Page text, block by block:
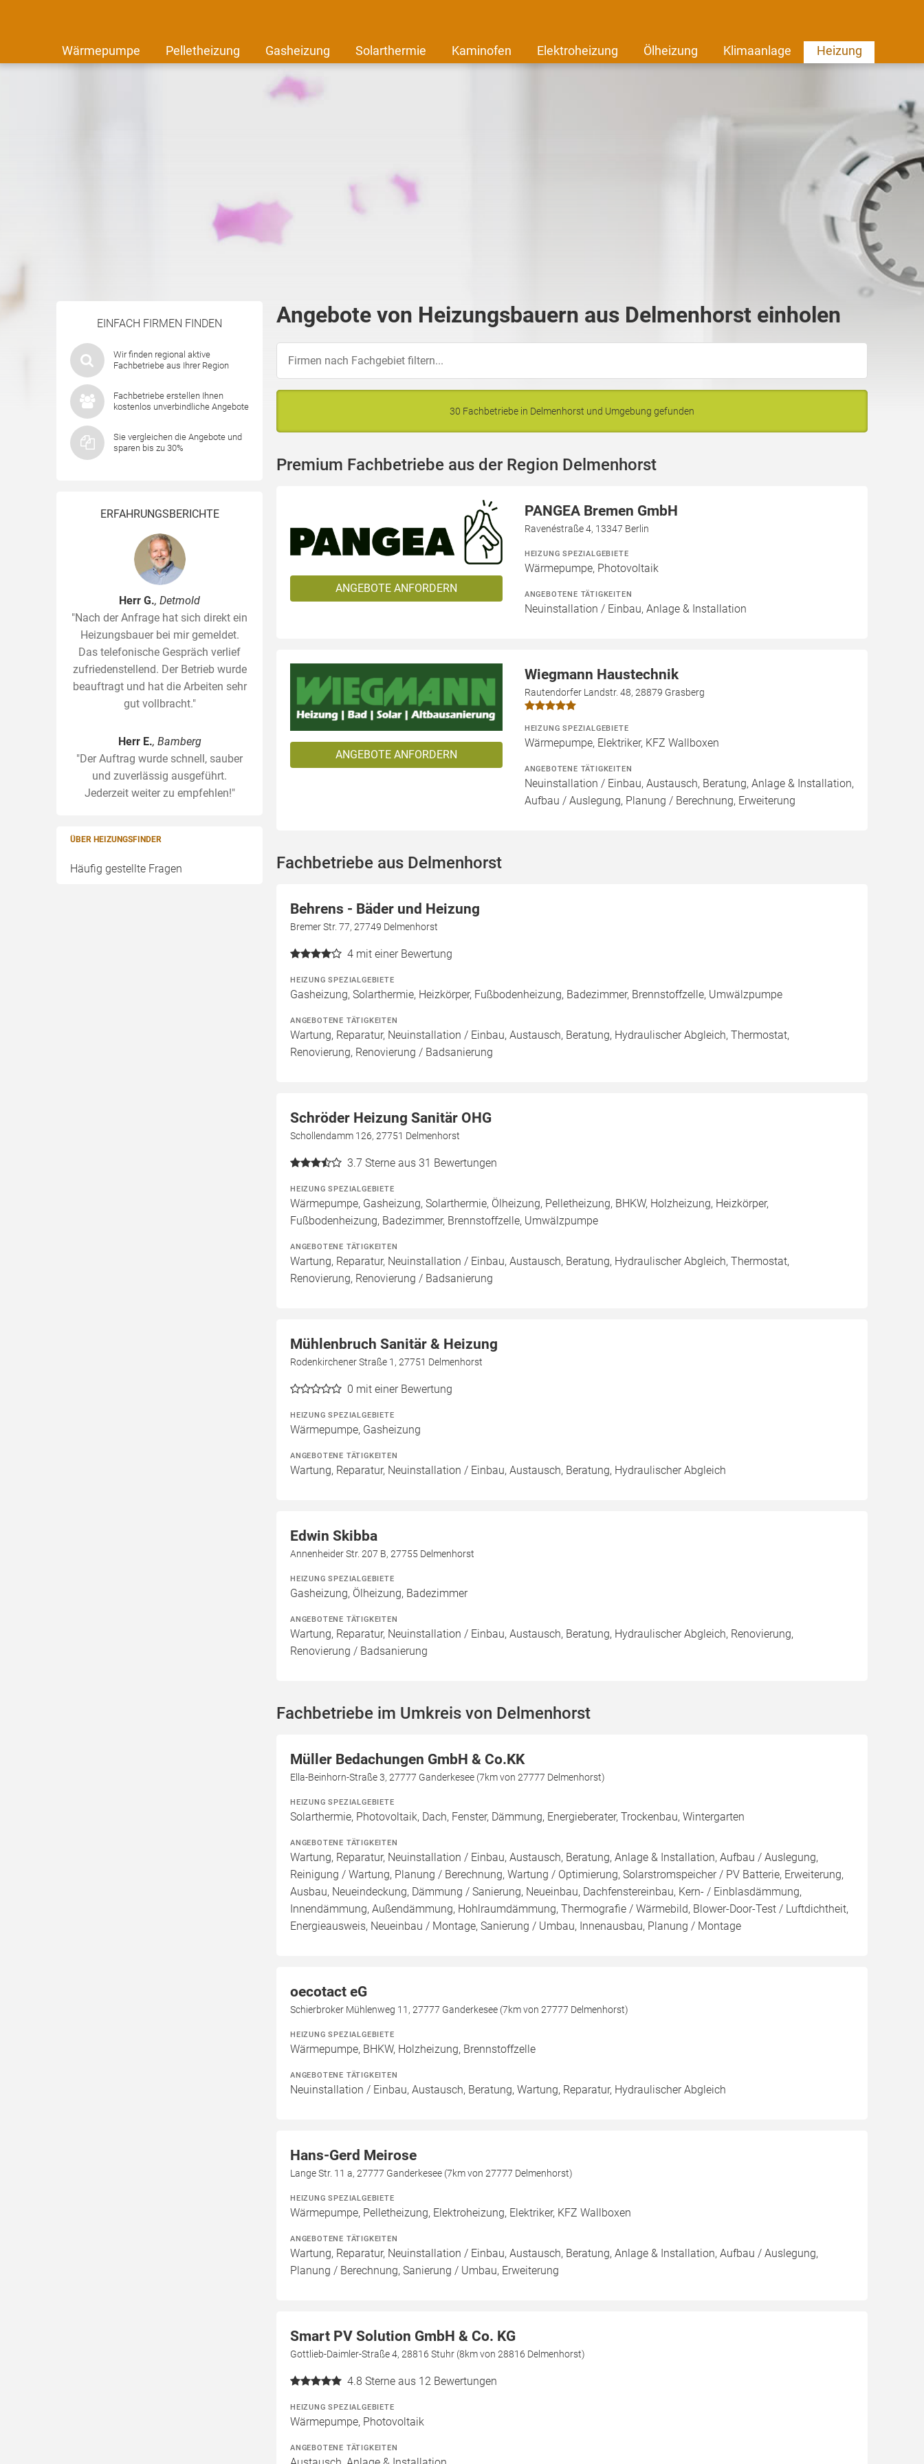
Wärmepumpe Pelletheizung Gasheizung Solarthermie Kaminofen Elektroheizung Ölheizung Klimaanlage Heizung
EINFACH FIRMEN FINDEN
Wir finden regional aktive
Fachbetriebe aus Ihrer Region
Fachbetriebe erstellen Ihnen
kostenlos unverbindliche Angebote
Sie vergleichen die Angebote und
sparen bis zu 30%
ERFAHRUNGSBERICHTE
Herr G., Detmold
"Nach der Anfrage hat sich direkt ein
Heizungsbauer bei mir gemeldet.
Das telefonische Gespräch verlief
zufriedenstellend. Der Betrieb wurde
beauftragt und hat die Arbeiten sehr
gut vollbracht."
Herr E., Bamberg
"Der Auftrag wurde schnell, sauber
und zuverlässig ausgeführt.
Jederzeit weiter zu empfehlen!"
ÜBER HEIZUNGSFINDER
Häufig gestellte Fragen
Angebote von Heizungsbauern aus Delmenhorst einholen
30 Fachbetriebe in Delmenhorst und Umgebung gefunden
Premium Fachbetriebe aus der Region Delmenhorst
ANGEBOTE ANFORDERN
PANGEA Bremen GmbH
Ravenéstraße 4, 13347 Berlin
HEIZUNG SPEZIALGEBIETE
Wärmepumpe, Photovoltaik
ANGEBOTENE TÄTIGKEITEN
Neuinstallation / Einbau, Anlage & Installation
ANGEBOTE ANFORDERN
Wiegmann Haustechnik
Rautendorfer Landstr. 48, 28879 Grasberg
HEIZUNG SPEZIALGEBIETE
Wärmepumpe, Elektriker, KFZ Wallboxen
ANGEBOTENE TÄTIGKEITEN
Neuinstallation / Einbau, Austausch, Beratung, Anlage & Installation,
Aufbau / Auslegung, Planung / Berechnung, Erweiterung
Fachbetriebe aus Delmenhorst
Behrens - Bäder und Heizung
Bremer Str. 77, 27749 Delmenhorst
4 mit einer Bewertung
HEIZUNG SPEZIALGEBIETE
Gasheizung, Solarthermie, Heizkörper, Fußbodenheizung, Badezimmer, Brennstoffzelle, Umwälzpumpe
ANGEBOTENE TÄTIGKEITEN
Wartung, Reparatur, Neuinstallation / Einbau, Austausch, Beratung, Hydraulischer Abgleich, Thermostat,
Renovierung, Renovierung / Badsanierung
Schröder Heizung Sanitär OHG
Schollendamm 126, 27751 Delmenhorst
3.7 Sterne aus 31 Bewertungen
HEIZUNG SPEZIALGEBIETE
Wärmepumpe, Gasheizung, Solarthermie, Ölheizung, Pelletheizung, BHKW, Holzheizung, Heizkörper,
Fußbodenheizung, Badezimmer, Brennstoffzelle, Umwälzpumpe
ANGEBOTENE TÄTIGKEITEN
Wartung, Reparatur, Neuinstallation / Einbau, Austausch, Beratung, Hydraulischer Abgleich, Thermostat,
Renovierung, Renovierung / Badsanierung
Mühlenbruch Sanitär & Heizung
Rodenkirchener Straße 1, 27751 Delmenhorst
0 mit einer Bewertung
HEIZUNG SPEZIALGEBIETE
Wärmepumpe, Gasheizung
ANGEBOTENE TÄTIGKEITEN
Wartung, Reparatur, Neuinstallation / Einbau, Austausch, Beratung, Hydraulischer Abgleich
Edwin Skibba
Annenheider Str. 207 B, 27755 Delmenhorst
HEIZUNG SPEZIALGEBIETE
Gasheizung, Ölheizung, Badezimmer
ANGEBOTENE TÄTIGKEITEN
Wartung, Reparatur, Neuinstallation / Einbau, Austausch, Beratung, Hydraulischer Abgleich, Renovierung,
Renovierung / Badsanierung
Fachbetriebe im Umkreis von Delmenhorst
Müller Bedachungen GmbH & Co.KK
Ella-Beinhorn-Straße 3, 27777 Ganderkesee (7km von 27777 Delmenhorst)
HEIZUNG SPEZIALGEBIETE
Solarthermie, Photovoltaik, Dach, Fenster, Dämmung, Energieberater, Trockenbau, Wintergarten
ANGEBOTENE TÄTIGKEITEN
Wartung, Reparatur, Neuinstallation / Einbau, Austausch, Beratung, Anlage & Installation, Aufbau / Auslegung,
Reinigung / Wartung, Planung / Berechnung, Wartung / Optimierung, Solarstromspeicher / PV Batterie, Erweiterung,
Ausbau, Neueindeckung, Dämmung / Sanierung, Neueinbau, Dachfenstereinbau, Kern- / Einblasdämmung,
Innendämmung, Außendämmung, Hohlraumdämmung, Thermografie / Wärmebild, Blower-Door-Test / Luftdichtheit,
Energieausweis, Neueinbau / Montage, Sanierung / Umbau, Innenausbau, Planung / Montage
oecotact eG
Schierbroker Mühlenweg 11, 27777 Ganderkesee (7km von 27777 Delmenhorst)
HEIZUNG SPEZIALGEBIETE
Wärmepumpe, BHKW, Holzheizung, Brennstoffzelle
ANGEBOTENE TÄTIGKEITEN
Neuinstallation / Einbau, Austausch, Beratung, Wartung, Reparatur, Hydraulischer Abgleich
Hans-Gerd Meirose
Lange Str. 11 a, 27777 Ganderkesee (7km von 27777 Delmenhorst)
HEIZUNG SPEZIALGEBIETE
Wärmepumpe, Pelletheizung, Elektroheizung, Elektriker, KFZ Wallboxen
ANGEBOTENE TÄTIGKEITEN
Wartung, Reparatur, Neuinstallation / Einbau, Austausch, Beratung, Anlage & Installation, Aufbau / Auslegung,
Planung / Berechnung, Sanierung / Umbau, Erweiterung
Smart PV Solution GmbH & Co. KG
Gottlieb-Daimler-Straße 4, 28816 Stuhr (8km von 28816 Delmenhorst)
4.8 Sterne aus 12 Bewertungen
HEIZUNG SPEZIALGEBIETE
Wärmepumpe, Photovoltaik
ANGEBOTENE TÄTIGKEITEN